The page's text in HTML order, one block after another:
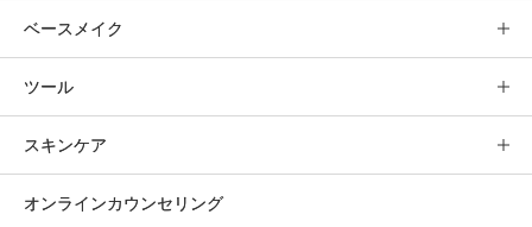
ベースメイク
ツール
スキンケア
オンラインカウンセリング